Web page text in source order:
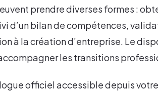
prendre diverses formes :
d’un bilan de compétences,
à la création d’entreprise. Le
les transitions
officiel accessible depuis